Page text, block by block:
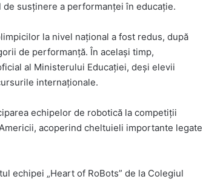
susținere a performanței în educație.
la nivel național a fost redus, după
de performanță. În același timp,
al Ministerului Educației, deși elevii
internaționale.
echipelor de robotică la competiții
acoperind cheltuieli importante legate
echipei „Heart of RoBots” de la Colegiul